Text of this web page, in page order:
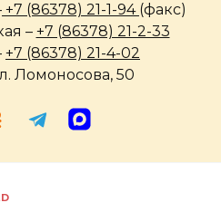
+7 (86378) 21-1-94 (факс)
– +7 (86378) 21-2-33
+7 (86378) 21-4-02
Ломоносова, 50